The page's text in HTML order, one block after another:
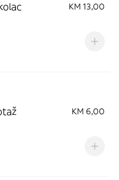
KM 13,00
KM 6,00